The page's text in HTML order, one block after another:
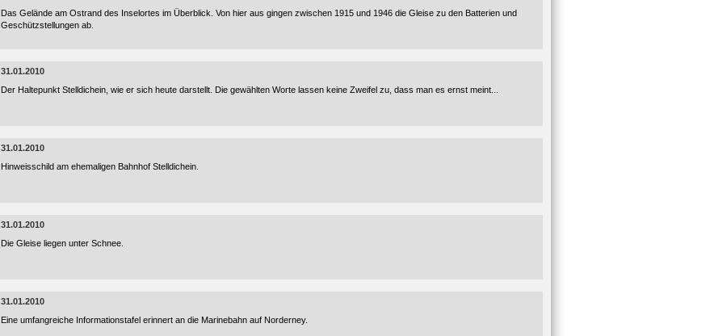
Das Gelände am Ostrand des Inselortes im Überblick. Von hier aus gingen zwischen 1915 und 1946 die Gleise zu den Batterien und
Geschützstellungen ab.
31.01.2010
Der Haltepunkt Stelldichein, wie er sich heute darstellt. Die gewählten Worte lassen keine Zweifel zu, dass man es ernst meint...
31.01.2010
Hinweisschild am ehemaligen Bahnhof Stelldichein.
31.01.2010
Die Gleise liegen unter Schnee.
31.01.2010
Eine umfangreiche Informationstafel erinnert an die Marinebahn auf Norderney.